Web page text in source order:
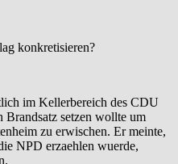
konkretisieren?
im Kellerbereich des CDU
Brandsatz setzen wollte um
zu erwischen. Er meinte,
NPD erzaehlen wuerde,